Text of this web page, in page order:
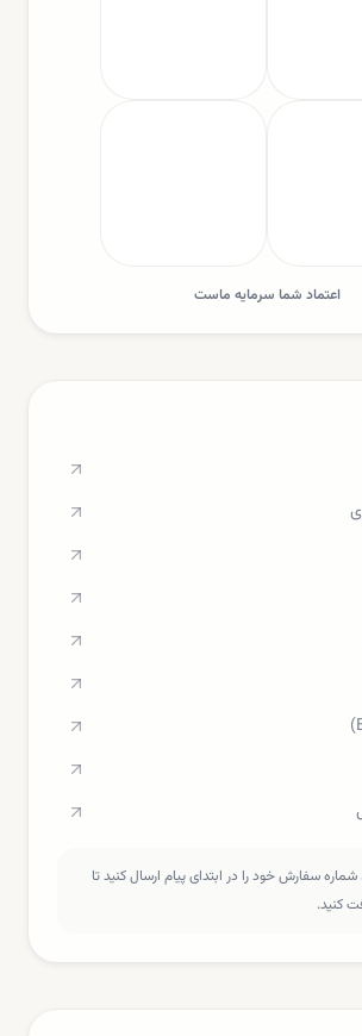
اعتماد شما سرمایه ماست
سفارش خود را در ابتدای پیام ارسال کنید تا
کنید.